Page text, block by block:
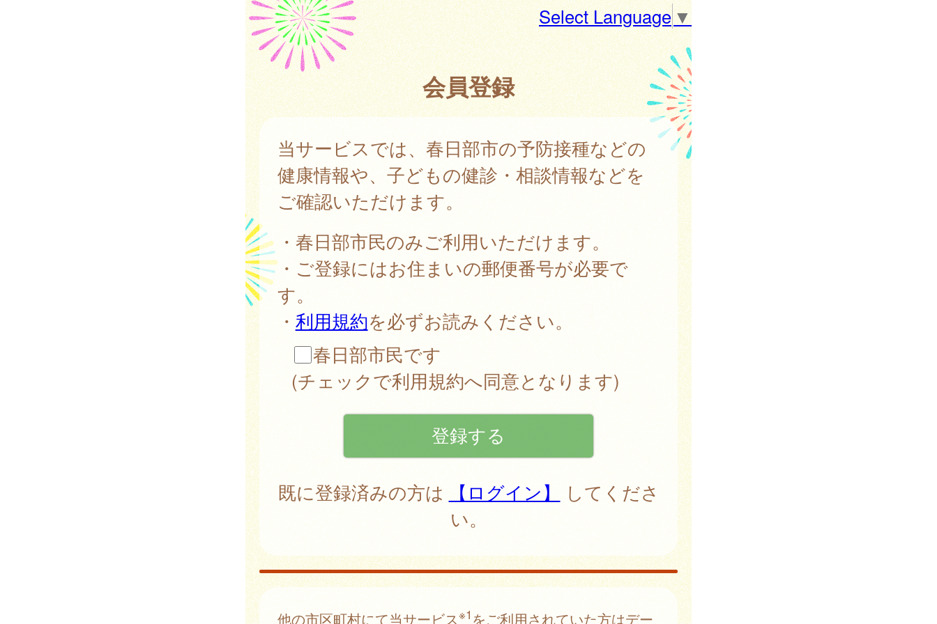
Select Language▼
会員登録
当サービスでは、春日部市の予防接種などの
健康情報や、子どもの健診・相談情報などを
ご確認いただけます。
・春日部市民のみご利用いただけます。
・ご登録にはお住まいの郵便番号が必要で
す。
・ 利用規約を必ずお読みください。
春日部市民です
(チェックで利用規約へ同意となります)
既に登録済みの方は 【ログイン】
してくださ
い。
他の市区町村にて当サービス※1 をご利用されていた方はデー